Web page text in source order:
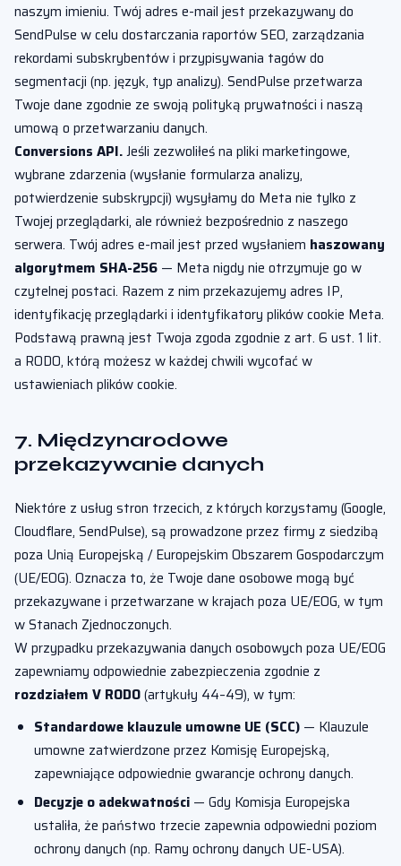
naszym imieniu. Twój adres e-mail jest przekazywany do
SendPulse w celu dostarczania raportów SEO, zarządzania
rekordami subskrybentów i przypisywania tagów do
segmentacji (np. język, typ analizy). SendPulse przetwarza
Twoje dane zgodnie ze swoją polityką prywatności i naszą
umową o przetwarzaniu danych.
Conversions API.Jeśli zezwoliłeś na pliki marketingowe,
wybrane zdarzenia (wysłanie formularza analizy,
potwierdzenie subskrypcji) wysyłamy do Meta nie tylko z
Twojej przeglądarki, ale również bezpośrednio z naszego
serwera. Twój adres e-mail jest przed wysłaniem haszowany
algorytmem SHA-256 — Meta nigdy nie otrzymuje go w
czytelnej postaci. Razem z nim przekazujemy adres IP,
identyfikację przeglądarki i identyfikatory plików cookie Meta.
Podstawą prawną jest Twoja zgoda zgodnie z art. 6 ust. 1 lit.
a RODO, którą możesz w każdej chwili wycofać w
ustawieniach plików cookie.
7. Międzynarodowe
przekazywanie danych
Niektóre z usług stron trzecich, z których korzystamy (Google,
Cloudflare, SendPulse), są prowadzone przez firmy z siedzibą
poza Unią Europejską / Europejskim Obszarem Gospodarczym
(UE/EOG). Oznacza to, że Twoje dane osobowe mogą być
przekazywane i przetwarzane w krajach poza UE/EOG, w tym
w Stanach Zjednoczonych.
W przypadku przekazywania danych osobowych poza UE/EOG
zapewniamy odpowiednie zabezpieczenia zgodnie z
rozdziałem V RODO(artykuły 44–49), w tym:
Standardowe klauzule umowne UE (SCC) — Klauzule
umowne zatwierdzone przez Komisję Europejską,
zapewniające odpowiednie gwarancje ochrony danych.
Decyzje o adekwatności — Gdy Komisja Europejska
ustaliła, że państwo trzecie zapewnia odpowiedni poziom
ochrony danych (np. Ramy ochrony danych UE-USA).